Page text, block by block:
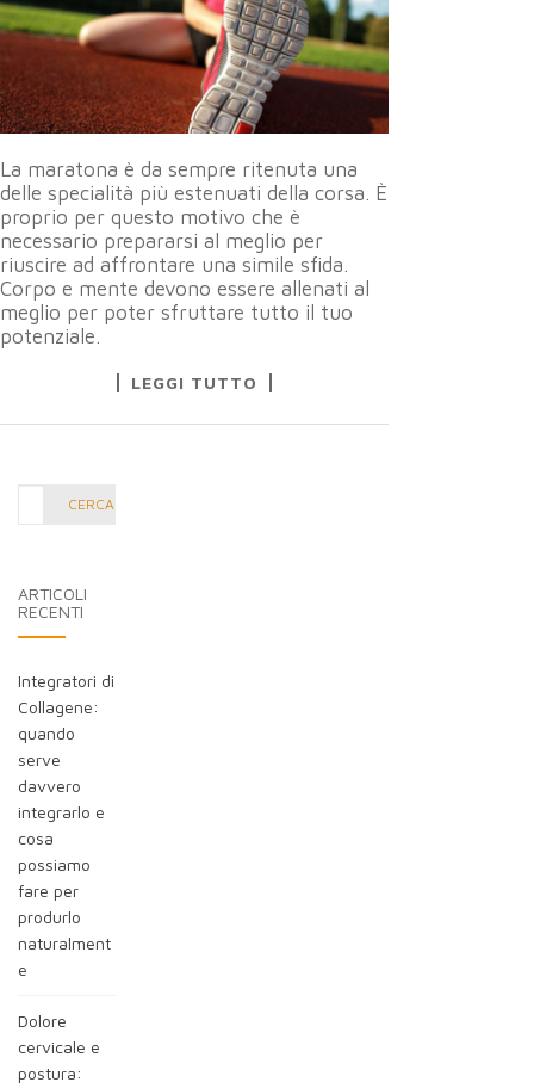
La maratona è da sempre ritenuta una
delle specialità più estenuati della corsa. È
proprio per questo motivo che è
necessario prepararsi al meglio per
riuscire ad affrontare una simile sfida.
Corpo e mente devono essere allenati al
meglio per poter sfruttare tutto il tuo
potenziale.
LEGGI TUTTO
CERCA
ARTICOLI
RECENTI
Integratori di
Collagene:
quando
serve
davvero
integrarlo e
cosa
possiamo
fare per
produrlo
naturalment
e
Dolore
cervicale e
postura: